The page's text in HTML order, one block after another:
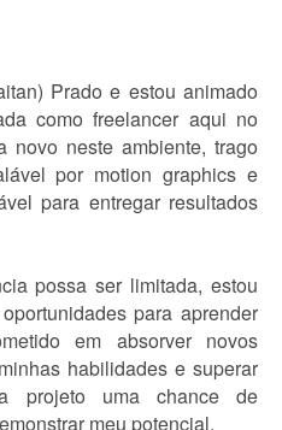
Prado e estou animado
como freelancer aqui no
novo neste ambiente, trago
por motion graphics e
para entregar resultados
possa ser limitada, estou
para aprender
em absorver novos
habilidades e superar
projeto uma chance de
meu potencial.